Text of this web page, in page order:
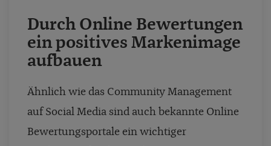
Durch Online Bewertungen
ein positives Markenimage
aufbauen
Ähnlich wie das Community Management
auf Social Media sind auch bekannte Online
Bewertungsportale ein wichtiger